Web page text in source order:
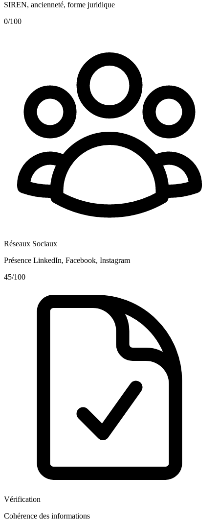
SIREN, ancienneté, forme juridique
0/100
Réseaux Sociaux
Présence LinkedIn, Facebook, Instagram
45/100
Vérification
Cohérence des informations